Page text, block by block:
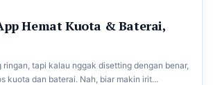
Hemat Kuota & Baterai,
ringan, tapi kalau nggak disetting dengan benar,
kuota dan baterai. Nah, biar makin irit...